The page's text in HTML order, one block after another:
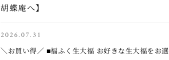
胡蝶庵へ】
2026.07.31
＼お買い得／ ■福ふく生大福 お好きな生大福をお選